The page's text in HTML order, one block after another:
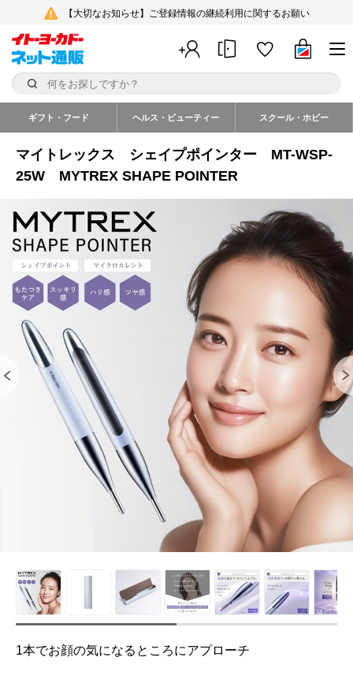
【大切なお知らせ】ご登録情報の継続利用に関するお願い
ギフト・フード ヘルス・ビューティー スクール・ホビー
マイトレックス シェイプポインター MT-WSP-
25W MYTREX SHAPE POINTER
1本でお顔の気になるところにアプローチ